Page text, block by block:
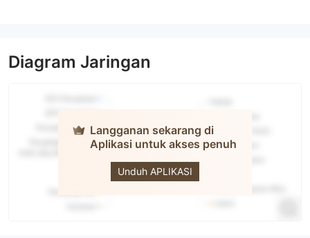
Diagram Jaringan
Langganan sekarang di
Aplikasi untuk akses penuh
Unduh APLIKASI
Bell Potter